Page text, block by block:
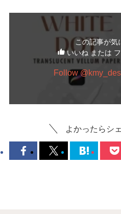
この記事が気
いいね または フ
Follow
よかったらシ